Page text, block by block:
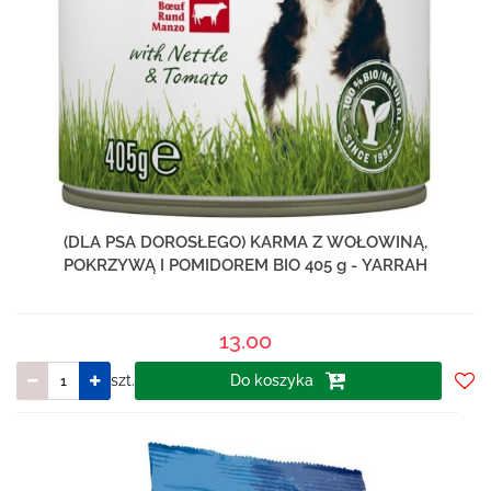
(DLA PSA DOROSŁEGO) KARMA Z WOŁOWINĄ,
POKRZYWĄ I POMIDOREM BIO 405 g - YARRAH
13.00
szt. Do koszyka